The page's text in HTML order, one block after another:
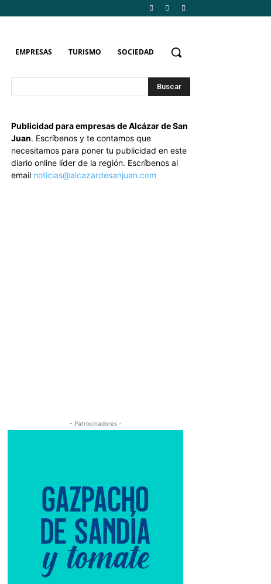
EMPRESAS TURISMO SOCIEDAD
Buscar
Publicidad para empresas de Alcázar de San
Juan. Escríbenos y te contamos que
necesitamos para poner tu publicidad en este
diario online líder de la región. Escríbenos al
email noticias@alcazardesanjuan.com
- Patrocinadores -